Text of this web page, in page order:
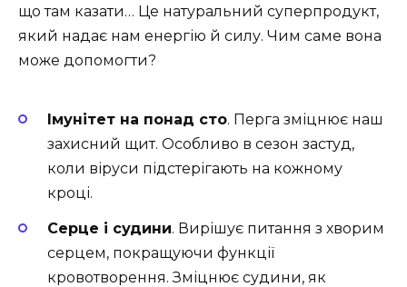
що там казати… Це натуральний суперпродукт,
який надає нам енергію й силу. Чим саме вона
може допомогти?
Імунітет на понад сто. Перга зміцнює наш
захисний щит. Особливо в сезон застуд,
коли віруси підстерігають на кожному
кроці.
Серце і судини. Вирішує питання з хворим
серцем, покращуючи функції
кровотворення. Зміцнює судини, як